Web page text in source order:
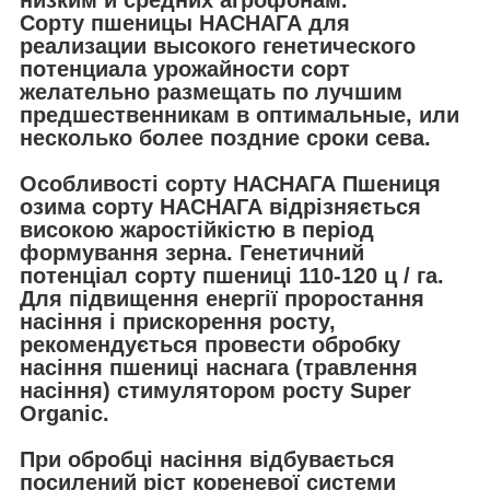
Сорту пшеницы НАСНАГА для
реализации высокого генетического
потенциала урожайности сорт
желательно размещать по лучшим
предшественникам в оптимальные, или
несколько более поздние сроки сева.
Особливості сорту НАСНАГА Пшениця
озима сорту НАСНАГА відрізняється
високою жаростійкістю в період
формування зерна. Генетичний
потенціал сорту пшениці 110-120 ц / га.
Для підвищення енергії проростання
насіння і прискорення росту,
рекомендується провести обробку
насіння пшениці наснага (травлення
насіння) стимулятором росту Super
Organic.
При обробці насіння відбувається
посилений ріст кореневої системи